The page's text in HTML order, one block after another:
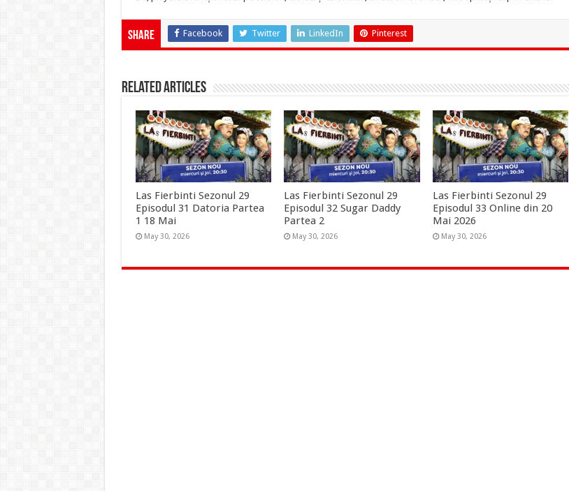
Share Facebook Twitter LinkedIn Pinterest
Related Articles
Las Fierbinti Sezonul 29
Episodul 31 Datoria Partea
1 18 Mai
May 30, 2026
Las Fierbinti Sezonul 29
Episodul 32 Sugar Daddy
Partea 2
May 30, 2026
Las Fierbinti Sezonul 29
Episodul 33 Online din 20
Mai 2026
May 30, 2026